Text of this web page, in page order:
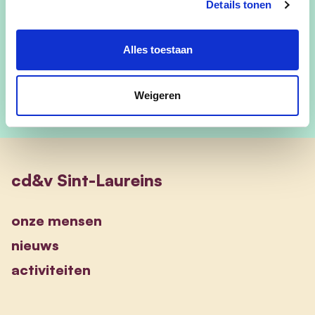
Details tonen
Alles toestaan
Weigeren
riavanhyfte@skynet.be
cd&v Sint-Laureins
onze mensen
nieuws
activiteiten